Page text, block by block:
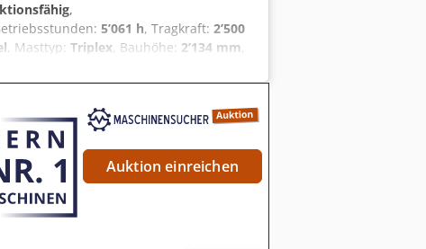
,
5’061 h, Tragkraft: 2’500
, Masttyp: Triplex, Bauhöhe: 2’134 mm,
DETAILS Tragkraft: 2.500 kg
mm Freihub: 1.394 mm Masttyp: Triplex
Hinterreifentyp: Superelastikreifen,
Betriebsstunden: 5.061,0 h
- Seitenschieber -
Auktion einreichen